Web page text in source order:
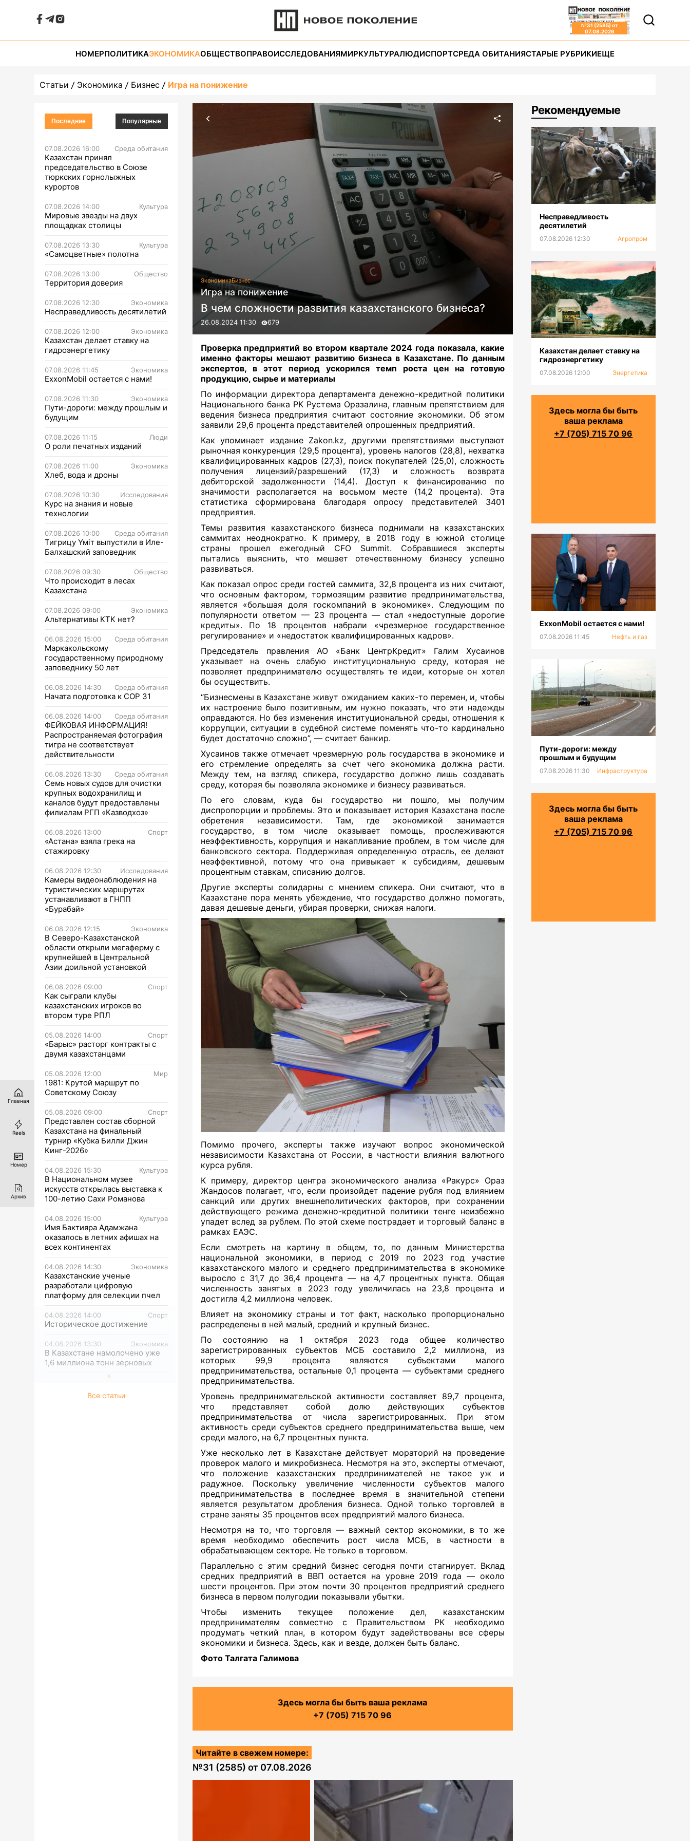
№31 (2585) от
07.08.2026
НОМЕРПОЛИТИКАЭКОНОМИКАОБЩЕСТВОПРАВОИССЛЕДОВАНИЯМИРКУЛЬТУРАЛЮДИСПОРТСРЕДА ОБИТАНИЯСТАРЫЕ РУБРИКИЕЩЕ
Статьи Экономика Бизнес Игра на понижение
Последние Популярные
07.08.2026 16:00 Среда обитания
Казахстан принял
председательство в Союзе
тюркских горнолыжных
курортов
07.08.2026 14:00 Культура
Мировые звезды на двух
площадках столицы
07.08.2026 13:30 Культура
«Самоцветные» полотна
07.08.2026 13:00 Общество
Территория доверия
07.08.2026 12:30 Экономика
Несправедливость десятилетий
07.08.2026 12:00 Экономика
Казахстан делает ставку на
гидроэнергетику
07.08.2026 11:45 Экономика
ExxonMobil остается с нами!
07.08.2026 11:30 Экономика
Пути-дороги: между прошлым и
будущим
07.08.2026 11:15 Люди
О роли печатных изданий
07.08.2026 11:00 Экономика
Хлеб, вода и дроны
07.08.2026 10:30 Исследования
Курс на знания и новые
технологии
07.08.2026 10:00 Среда обитания
Тигрицу Үміт выпустили в Иле-
Балхашский заповедник
07.08.2026 09:30 Общество
Что происходит в лесах
Казахстана
07.08.2026 09:00 Экономика
Альтернативы КТК нет?
06.08.2026 15:00 Среда обитания
Маркакольскому
государственному природному
заповеднику 50 лет
06.08.2026 14:30 Среда обитания
Начата подготовка к СОР 31
06.08.2026 14:00 Среда обитания
ФЕЙКОВАЯ ИНФОРМАЦИЯ!
Распространяемая фотография
тигра не соответствует
действительности
06.08.2026 13:30 Среда обитания
Семь новых судов для очистки
крупных водохранилищ и
каналов будут предоставлены
филиалам РГП «Казводхоз»
06.08.2026 13:00 Спорт
«Астана» взяла грека на
стажировку
06.08.2026 12:30 Исследования
Камеры видеонаблюдения на
туристических маршрутах
устанавливают в ГНПП
«Бурабай»
06.08.2026 12:15 Экономика
В Северо-Казахстанской
области открыли мегаферму с
крупнейшей в Центральной
Азии доильной установкой
06.08.2026 09:00 Спорт
Как сыграли клубы
казахстанских игроков во
втором туре РПЛ
05.08.2026 14:00 Спорт
«Барыс» расторг контракты с
двумя казахстанцами
05.08.2026 12:00 Мир
1981: Крутой маршрут по
Советскому Союзу
05.08.2026 09:00 Спорт
Представлен состав сборной
Казахстана на финальный
турнир «Кубка Билли Джин
Кинг-2026»
04.08.2026 15:30 Культура
В Национальном музее
искусств открылась выставка к
100-летию Сахи Романова
04.08.2026 15:00 Культура
Имя Бактияра Адамжана
оказалось в летних афишах на
всех континентах
04.08.2026 14:30 Экономика
Казахстанские ученые
разработали цифровую
платформу для селекции пчел
04.08.2026 14:00 Спорт
Историческое достижение
04.08.2026 13:30 Экономика
В Казахстане намолочено уже
1,6 миллиона тонн зерновых
Все статьи
ЭкономикаБизнес
Игра на понижение
В чем сложности развития казахстанского бизнеса?
26.08.2024 11:30 679
Проверка предприятий во втором квартале 2024 года показала, какие
именно факторы мешают развитию бизнеса в Казахстане. По данным
экспертов, в этот период ускорился темп роста цен на готовую
продукцию, сырье и материалы
По информации директора департамента денежно-кредитной политики
Национального банка РК Рустема Оразалина, главным препятствием для
ведения бизнеса предприятия считают состояние экономики. Об этом
заявили 29,6 процента представителей опрошенных предприятий.
Как упоминает издание Zakon.kz, другими препятствиями выступают
рыночная конкуренция (29,5 процента), уровень налогов (28,8), нехватка
квалифицированных кадров (27,3), поиск покупателей (25,0), сложность
получения лицензий/разрешений (17,3) и сложность возврата
дебиторской задолженности (14,4). Доступ к финансированию по
значимости располагается на восьмом месте (14,2 процента). Эта
статистика сформирована благодаря опросу представителей 3401
предприятия.
Темы развития казахстанского бизнеса поднимали на казахстанских
саммитах неоднократно. К примеру, в 2018 году в южной столице
страны прошел ежегодный CFO Summit. Собравшиеся эксперты
пытались выяснить, что мешает отечественному бизнесу успешно
развиваться.
Как показал опрос среди гостей саммита, 32,8 процента из них считают,
что основным фактором, тормозящим развитие предпринимательства,
является «большая доля госкомпаний в экономике». Следующим по
популярности ответом — 23 процента — стал «недоступные дорогие
кредиты». По 18 процентов набрали «чрезмерное государственное
регулирование» и «недостаток квалифицированных кадров».
Председатель правления АО «Банк ЦентрКредит» Галим Хусаинов
указывает на очень слабую институциональную среду, которая не
позволяет предпринимателю осуществлять те идеи, которые он хотел
бы осуществить.
“Бизнесмены в Казахстане живут ожиданием каких-то перемен, и, чтобы
их настроение было позитивным, им нужно показать, что эти надежды
оправдаются. Но без изменения институциональной среды, отношения к
коррупции, ситуации в судебной системе поменять что-то кардинально
будет достаточно сложно”, — считает банкир.
Хусаинов также отмечает чрезмерную роль государства в экономике и
его стремление определять за счет чего экономика должна расти.
Между тем, на взгляд спикера, государство должно лишь создавать
среду, которая бы позволяла экономике и бизнесу развиваться.
По его словам, куда бы государство ни пошло, мы получим
диспропорции и проблемы. Это и показывает история Казахстана после
обретения независимости. Там, где экономикой занимается
государство, в том числе оказывает помощь, прослеживаются
неэффективность, коррупция и накапливание проблем, в том числе для
банковского сектора. Поддерживая определенную отрасль, ее делают
неэффективной, потому что она привыкает к субсидиям, дешевым
процентным ставкам, списанию долгов.
Другие эксперты солидарны с мнением спикера. Они считают, что в
Казахстане пора менять убеждение, что государство должно помогать,
давая дешевые деньги, убирая проверки, снижая налоги.
Помимо прочего, эксперты также изучают вопрос экономической
независимости Казахстана от России, в частности влияния валютного
курса рубля.
К примеру, директор центра экономического анализа «Ракурс» Ораз
Жандосов полагает, что, если произойдет падение рубля под влиянием
санкций или других внешнеполитических факторов, при сохранении
действующего режима денежно-кредитной политики тенге неизбежно
упадет вслед за рублем. По этой схеме пострадает и торговый баланс в
рамках ЕАЭС.
Если смотреть на картину в общем, то, по данным Министерства
национальной экономики, в период с 2019 по 2023 год участие
казахстанского малого и среднего предпринимательства в экономике
выросло с 31,7 до 36,4 процента — на 4,7 процентных пункта. Общая
численность занятых в 2023 году увеличилась на 23,8 процента и
достигла 4,2 миллиона человек.
Влияет на экономику страны и тот факт, насколько пропорционально
распределены в ней малый, средний и крупный бизнес.
По состоянию на 1 октября 2023 года общее количество
зарегистрированных субъектов МСБ составило 2,2 миллиона, из
которых 99,9 процента являются субъектами малого
предпринимательства, остальные 0,1 процента — субъектами среднего
предпринимательства.
Уровень предпринимательской активности составляет 89,7 процента,
что представляет собой долю действующих субъектов
предпринимательства от числа зарегистрированных. При этом
активность среди субъектов среднего предпринимательства выше, чем
среди малого, на 6,7 процентных пункта.
Уже несколько лет в Казахстане действует мораторий на проведение
проверок малого и микробизнеса. Несмотря на это, эксперты отмечают,
что положение казахстанских предпринимателей не такое уж и
радужное. Поскольку увеличение численности субъектов малого
предпринимательства в последнее время в значительной степени
является результатом дробления бизнеса. Одной только торговлей в
стране заняты 35 процентов всех предприятий малого бизнеса.
Несмотря на то, что торговля — важный сектор экономики, в то же
время необходимо обеспечить рост числа МСБ, в частности в
обрабатывающем секторе. Не только в торговом.
Параллельно с этим средний бизнес сегодня почти стагнирует. Вклад
средних предприятий в ВВП остается на уровне 2019 года — около
шести процентов. При этом почти 30 процентов предприятий среднего
бизнеса в первом полугодии показывали убытки.
Чтобы изменить текущее положение дел, казахстанским
предпринимателям совместно с Правительством РК необходимо
продумать четкий план, в котором будут задействованы все сферы
экономики и бизнеса. Здесь, как и везде, должен быть баланс.
Фото Талгата Галимова
Здесь могла бы быть ваша реклама
+7 (705) 715 70 96
Читайте в свежем номере:
№31 (2585) от 07.08.2026
Рекомендуемые
Несправедливость
десятилетий
07.08.2026 12:30 Агропром
Казахстан делает ставку на
гидроэнергетику
07.08.2026 12:00 Энергетика
Здесь могла бы быть
ваша реклама
+7 (705) 715 70 96
ExxonMobil остается с нами!
07.08.2026 11:45 Нефть и газ
Пути-дороги: между
прошлым и будущим
07.08.2026 11:30 Инфраструктура
Здесь могла бы быть
ваша реклама
+7 (705) 715 70 96
Главная
Reels
Номер
Архив